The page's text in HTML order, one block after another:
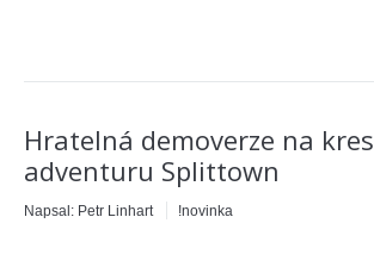
Hratelná demoverze na
adventuru Splittown
Napsal: Petr Linhart !novinka